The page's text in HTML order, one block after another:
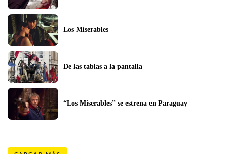
Los Miserables
De las tablas a la pantalla
“Los Miserables” se estrena en Paraguay